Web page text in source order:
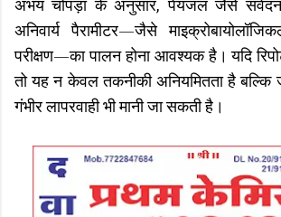
अभय चोपड़ा के अनुसार, पेयजल जैसे
अनिवार्य पैरामीटर—जैसे
परीक्षण—का पालन होना आवश्यक है। यदि
तो यह न केवल तकनीकी अनियमितता है बल्कि
गंभीर लापरवाही भी मानी जा सकती है।